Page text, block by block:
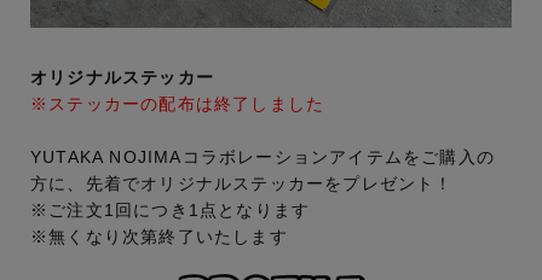
オリジナルステッカー
※ステッカーの配布は終了しました
YUTAKA NOJIMAコラボレーションアイテムをご購入の
方に、先着でオリジナルステッカーをプレゼント！
※ご注文1回につき1点となります
※無くなり次第終了いたします